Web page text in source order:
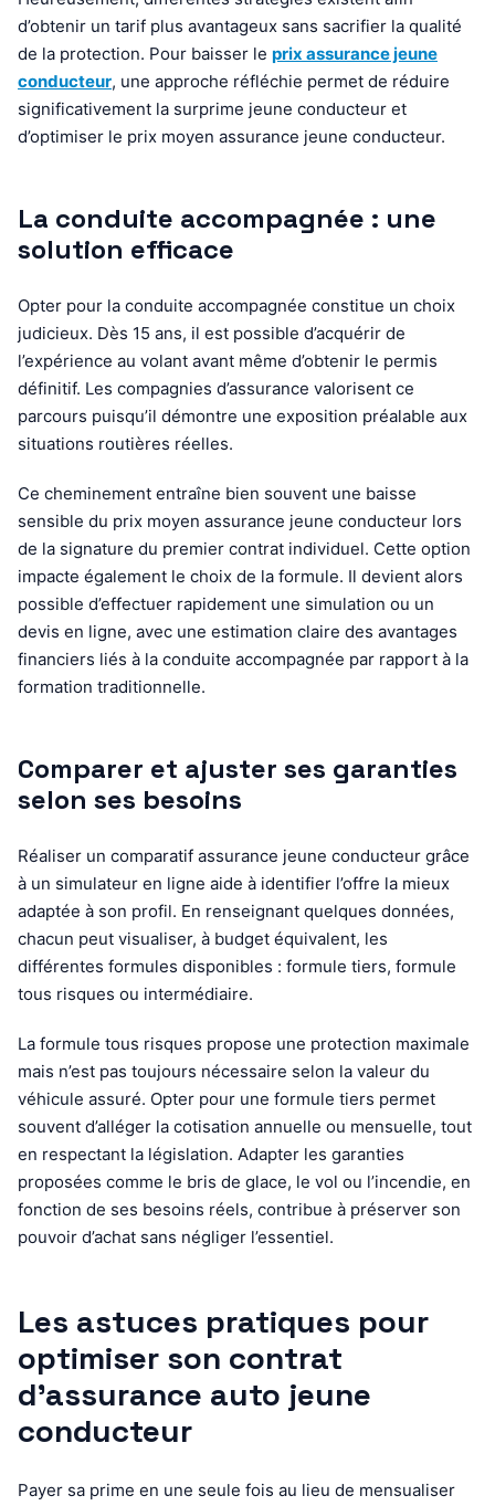
d’obtenir un tarif plus avantageux sans sacrifier la qualité
de la protection. Pour baisser le prix assurance jeune
conducteur, une approche réfléchie permet de réduire
significativement la surprime jeune conducteur et
d’optimiser le prix moyen assurance jeune conducteur.
La conduite accompagnée : une
solution efficace
Opter pour la conduite accompagnée constitue un choix
judicieux. Dès 15 ans, il est possible d’acquérir de
l’expérience au volant avant même d’obtenir le permis
définitif. Les compagnies d’assurance valorisent ce
parcours puisqu’il démontre une exposition préalable aux
situations routières réelles.
Ce cheminement entraîne bien souvent une baisse
sensible du prix moyen assurance jeune conducteur lors
de la signature du premier contrat individuel. Cette option
impacte également le choix de la formule. Il devient alors
possible d’effectuer rapidement une simulation ou un
devis en ligne, avec une estimation claire des avantages
financiers liés à la conduite accompagnée par rapport à la
formation traditionnelle.
Comparer et ajuster ses garanties
selon ses besoins
Réaliser un comparatif assurance jeune conducteur grâce
à un simulateur en ligne aide à identifier l’offre la mieux
adaptée à son profil. En renseignant quelques données,
chacun peut visualiser, à budget équivalent, les
différentes formules disponibles : formule tiers, formule
tous risques ou intermédiaire.
La formule tous risques propose une protection maximale
mais n’est pas toujours nécessaire selon la valeur du
véhicule assuré. Opter pour une formule tiers permet
souvent d’alléger la cotisation annuelle ou mensuelle, tout
en respectant la législation. Adapter les garanties
proposées comme le bris de glace, le vol ou l’incendie, en
fonction de ses besoins réels, contribue à préserver son
pouvoir d’achat sans négliger l’essentiel.
Les astuces pratiques pour
optimiser son contrat
d’assurance auto jeune
conducteur
Payer sa prime en une seule fois au lieu de mensualiser